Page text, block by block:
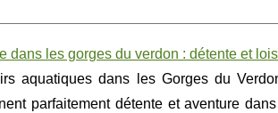
dans les gorges du verdon : détente et
aquatiques dans les Gorges du
parfaitement détente et aventure